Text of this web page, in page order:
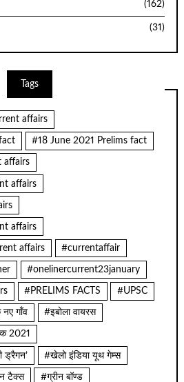
(162)
(31)
Tags
affairs
#18 June 2021 Prelims fact
affairs
affairs
affairs
affairs #currentaffair
#onelinercurrent23january
#PRELIMS FACTS #UPSC
गाँव #इबोला वायरस
2021
ड्रैगन’ #खेलो इंडिया यूथ गेम्स
टैक्स #ग्रीन बॉण्ड